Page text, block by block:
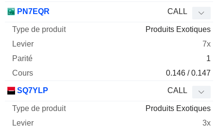
PN7EQR CALL
Produits Exotiques
7x
1
0.146 / 0.147
SQ7YLP CALL
Produits Exotiques
3x